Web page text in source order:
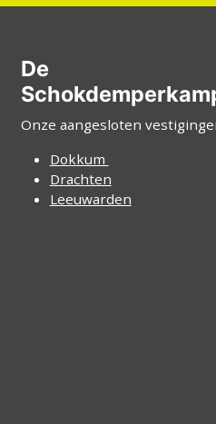
De
Onze aangesloten
Dokkum
Drachten
Leeuwarden